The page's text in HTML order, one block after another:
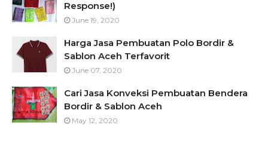
Response!)
June 19, 2020
Harga Jasa Pembuatan Polo Bordir &
Sablon Aceh Terfavorit
June 07, 2020
Cari Jasa Konveksi Pembuatan Bendera
Bordir & Sablon Aceh
May 12, 2020